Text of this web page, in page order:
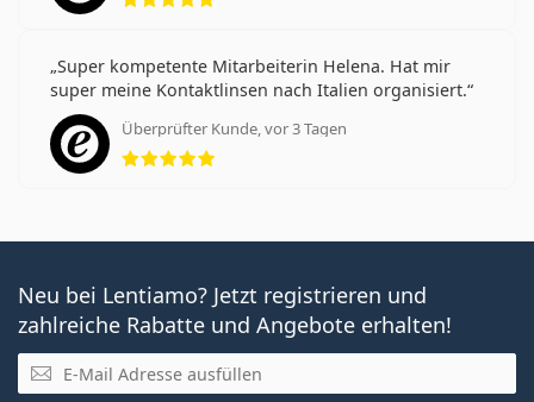
Super kompetente Mitarbeiterin Helena. Hat mir
super meine Kontaktlinsen nach Italien organisiert.
Überprüfter Kunde, vor 3 Tagen
Bewertung 5 aus 5
Neu bei Lentiamo? Jetzt registrieren und
zahlreiche Rabatte und Angebote erhalten!
E-Mail